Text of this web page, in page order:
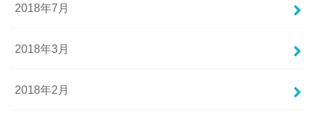
2018年7月
2018年3月
2018年2月